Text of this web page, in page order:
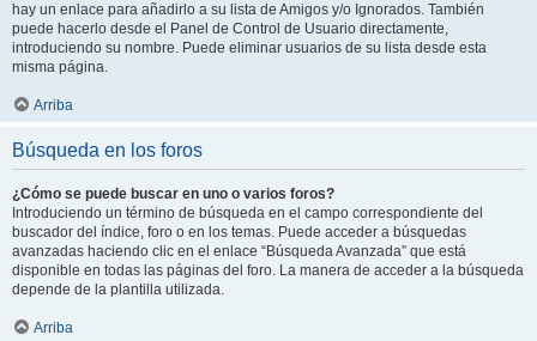
hay un enlace para añadirlo a su lista de Amigos y/o Ignorados. También
puede hacerlo desde el Panel de Control de Usuario directamente,
introduciendo su nombre. Puede eliminar usuarios de su lista desde esta
misma página.
Arriba
Búsqueda en los foros
¿Cómo se puede buscar en uno o varios foros?
Introduciendo un término de búsqueda en el campo correspondiente del
buscador del índice, foro o en los temas. Puede acceder a búsquedas
avanzadas haciendo clic en el enlace “Búsqueda Avanzada” que está
disponible en todas las páginas del foro. La manera de acceder a la búsqueda
depende de la plantilla utilizada.
Arriba